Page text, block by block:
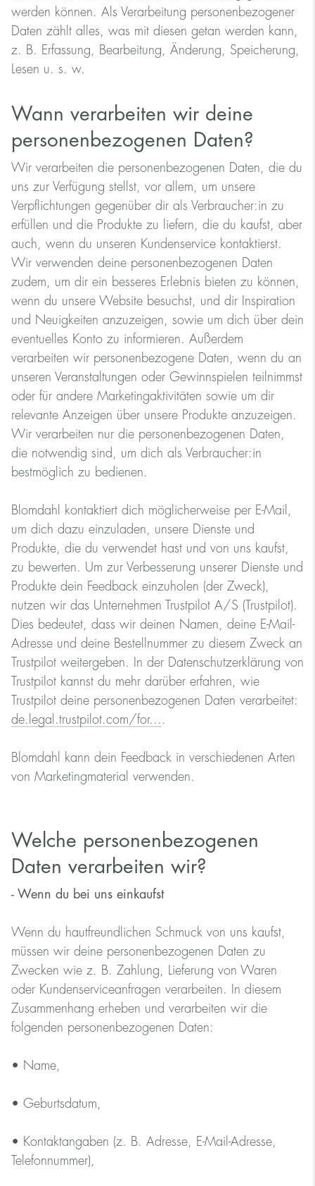
werden können. Als Verarbeitung personenbezogener
Daten zählt alles, was mit diesen getan werden kann,
z. B. Erfassung, Bearbeitung, Änderung, Speicherung,
Lesen u. s. w.
Wann verarbeiten wir deine
personenbezogenen Daten?
Wir verarbeiten die personenbezogenen Daten, die du
uns zur Verfügung stellst, vor allem, um unsere
Verpflichtungen gegenüber dir als Verbraucher:in zu
erfüllen und die Produkte zu liefern, die du kaufst, aber
auch, wenn du unseren Kundenservice kontaktierst.
Wir verwenden deine personenbezogenen Daten
zudem, um dir ein besseres Erlebnis bieten zu können,
wenn du unsere Website besuchst, und dir Inspiration
und Neuigkeiten anzuzeigen, sowie um dich über dein
eventuelles Konto zu informieren. Außerdem
verarbeiten wir personenbezogene Daten, wenn du an
unseren Veranstaltungen oder Gewinnspielen teilnimmst
oder für andere Marketingaktivitäten sowie um dir
relevante Anzeigen über unsere Produkte anzuzeigen.
Wir verarbeiten nur die personenbezogenen Daten,
die notwendig sind, um dich als Verbraucher:in
bestmöglich zu bedienen.
Blomdahl kontaktiert dich möglicherweise per E-Mail,
um dich dazu einzuladen, unsere Dienste und
Produkte, die du verwendet hast und von uns kaufst,
zu bewerten. Um zur Verbesserung unserer Dienste und
Produkte dein Feedback einzuholen (der Zweck),
nutzen wir das Unternehmen Trustpilot A/S (Trustpilot).
Dies bedeutet, dass wir deinen Namen, deine E-Mail-
Adresse und deine Bestellnummer zu diesem Zweck an
Trustpilot weitergeben. In der Datenschutzerklärung von
Trustpilot kannst du mehr darüber erfahren, wie
Trustpilot deine personenbezogenen Daten verarbeitet:
de.legal.trustpilot.com/for... .
Blomdahl kann dein Feedback in verschiedenen Arten
von Marketingmaterial verwenden.
Welche personenbezogenen
Daten verarbeiten wir?
- Wenn du bei uns einkaufst
Wenn du hautfreundlichen Schmuck von uns kaufst,
müssen wir deine personenbezogenen Daten zu
Zwecken wie z. B. Zahlung, Lieferung von Waren
oder Kundenserviceanfragen verarbeiten. In diesem
Zusammenhang erheben und verarbeiten wir die
folgenden personenbezogenen Daten:
• Name,
• Geburtsdatum,
• Kontaktangaben (z. B. Adresse, E-Mail-Adresse,
Telefonnummer),